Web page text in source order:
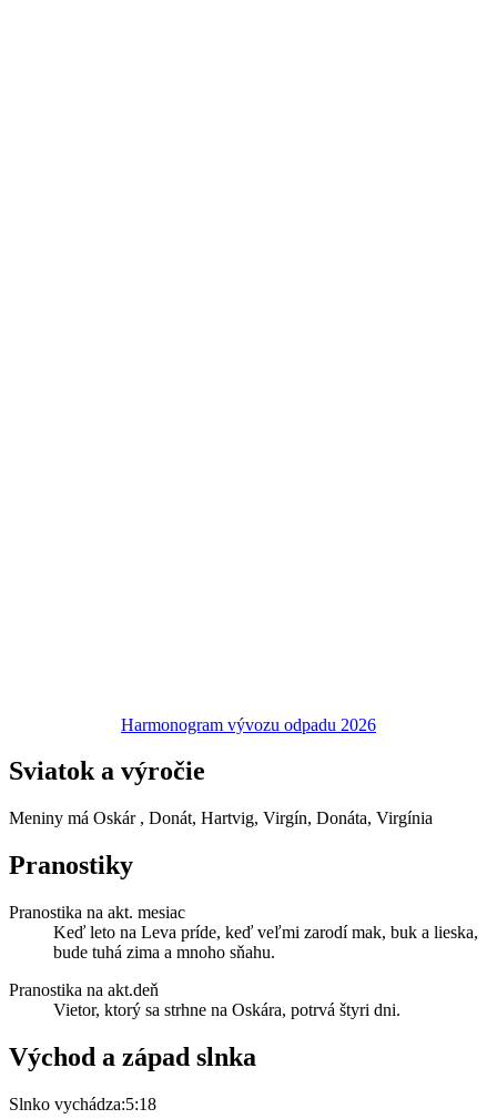
Harmonogram vývozu odpadu 2026
Sviatok a výročie
Meniny má Oskár , Donát, Hartvig, Virgín, Donáta, Virgínia
Pranostiky
Pranostika na akt. mesiac
Keď leto na Leva príde, keď veľmi zarodí mak, buk a lieska,
bude tuhá zima a mnoho sňahu.
Pranostika na akt.deň
Vietor, ktorý sa strhne na Oskára, potrvá štyri dni.
Východ a západ slnka
Slnko vychádza:5:18